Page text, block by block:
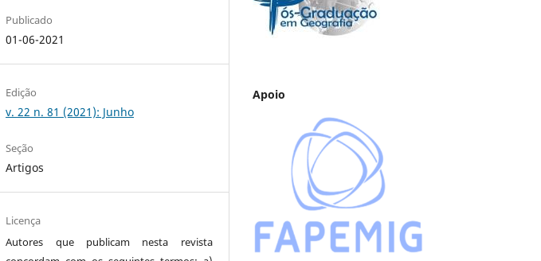
Publicado
01-06-2021
Edição
v. 22 n. 81 (2021): Junho
Seção
Artigos
Licença
Autores que publicam nesta revista
Apoio